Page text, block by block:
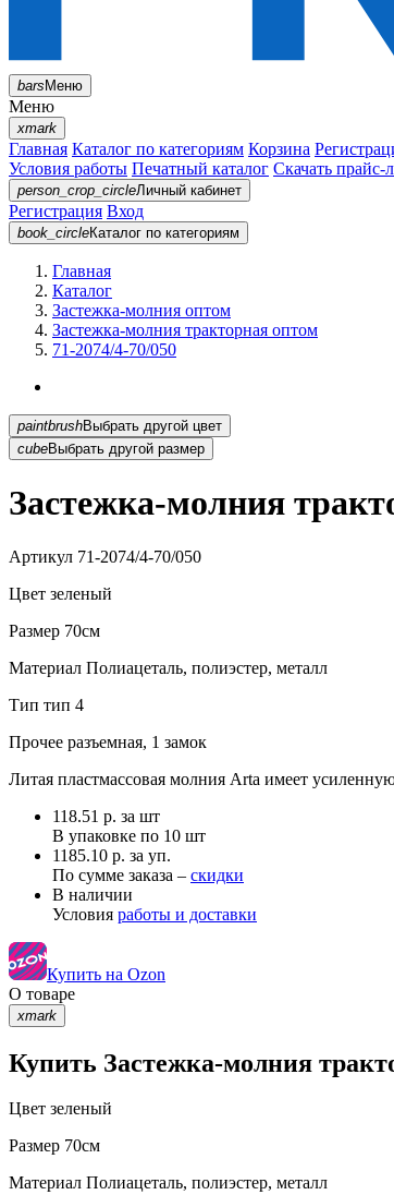
barsМеню
Меню
xmark
Главная Каталог по категориям Корзина
Условия работы Печатный каталог Скачать прайс-
person_crop_circleЛичный кабинет
Регистрация Вход
book_circleКаталог по категориям
Главная
Каталог
Застежка-молния оптом
Застежка-молния тракторная оптом
71-2074/4-70/050
paintbrush
Выбрать другой цвет
cubeВыбрать другой размер
Застежка-молния
Артикул 71-2074/4-70/050
Цвет зеленый
Размер 70см
Материал Полиацеталь, полиэстер, металл
Тип тип 4
Прочее разъемная, 1 замок
Литая пластмассовая молния Arta имеет
118.51 р. за шт
В упаковке по 10 шт
1185.10 р. за уп.
По сумме заказа – скидки
В наличии
Условия работы и доставки
Купить на Ozon
О товаре
xmark
Купить Застежка-молния
Цвет зеленый
Размер 70см
Материал Полиацеталь, полиэстер, металл